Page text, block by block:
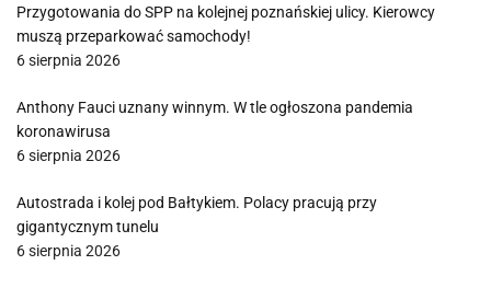
Przygotowania do SPP na kolejnej poznańskiej ulicy. Kierowcy
muszą przeparkować samochody!
6 sierpnia 2026
Anthony Fauci uznany winnym. W tle ogłoszona pandemia
koronawirusa
6 sierpnia 2026
Autostrada i kolej pod Bałtykiem. Polacy pracują przy
gigantycznym tunelu
6 sierpnia 2026